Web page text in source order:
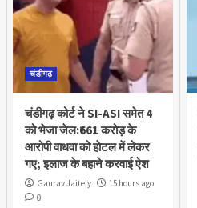
चंडीगढ़
चंडीगढ़ कोर्ट ने SI-ASI समेत 4
को भेजा जेल:₹661 करोड़ के
आरोपी वाधवा को हाेटल में लेकर
गए; इलाज के बहाने करवाई ऐश
Gaurav Jaitely
15 hours ago
0